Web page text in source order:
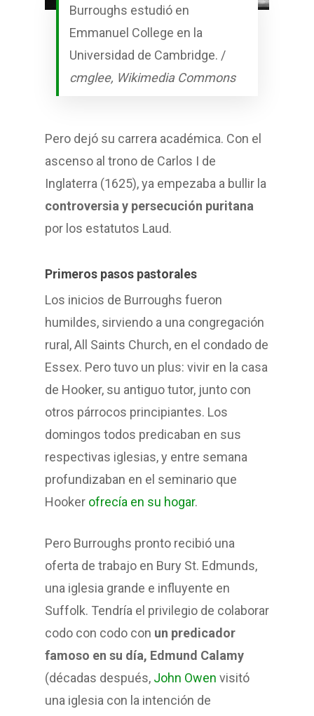
Burroughs estudió en
Emmanuel College en la
Universidad de Cambridge. /
cmglee, Wikimedia Commons
Pero dejó su carrera académica. Con el
ascenso al trono de Carlos I de
Inglaterra (1625), ya empezaba a bullir la
controversia y persecución puritana
por los estatutos Laud.
Primeros pasos pastorales
Los inicios de Burroughs fueron
humildes, sirviendo a una congregación
rural, All Saints Church, en el condado de
Essex. Pero tuvo un plus: vivir en la casa
de Hooker, su antiguo tutor, junto con
otros párrocos principiantes. Los
domingos todos predicaban en sus
respectivas iglesias, y entre semana
profundizaban en el seminario que
Hooker ofrecía en su hogar.
Pero Burroughs pronto recibió una
oferta de trabajo en Bury St. Edmunds,
una iglesia grande e influyente en
Suffolk. Tendría el privilegio de colaborar
codo con codo con un predicador
famoso en su día, Edmund Calamy
(décadas después, John Owen visitó
una iglesia con la intención de